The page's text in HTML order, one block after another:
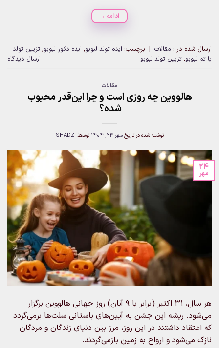
ادامه →
ارسال شده در : مقالات | برچسب: ایده تولد لبوبو, ایده دکور لبوبو, تزیین تولد
با تم لبوبو, تزیین تولد لبوبو ارسال دیدگاه
مقالات
هالووین چه روزی است و چرا این‌قدر محبوب
شده؟
نوشته شده در تاریخمهر 24, 1404 توسط SHADZI
24
مهر
هر سال، ۳۱ اکتبر (برابر با ۹ آبان) روز جهانی هالووین برگزار
می‌شود. ریشه این جشن به آیین‌های باستانی سلت‌ها برمی‌گردد
که اعتقاد داشتند در این روز، مرز بین دنیای زندگان و مردگان
نازک می‌شود و ارواح به زمین بازمی‌گردند.